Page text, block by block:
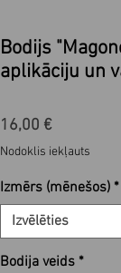
Bodijs
aplikāciju un
16,00 €Cena
Nodoklis iekļauts
Izmērs (mēnešos) *
Izvēlēties
Bodija veids *